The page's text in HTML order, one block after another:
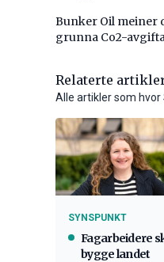
Bunker Oil meiner
grunna Co2-
Relaterte
Alle artikler som
SYNSPUNKT
Fagarbeidere
bygge landet